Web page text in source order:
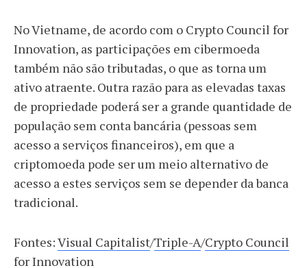
No Vietname, de acordo com o Crypto Council for
Innovation, as participações em cibermoeda
também não são tributadas, o que as torna um
ativo atraente. Outra razão para as elevadas taxas
de propriedade poderá ser a grande quantidade de
população sem conta bancária (pessoas sem
acesso a serviços financeiros), em que a
criptomoeda pode ser um meio alternativo de
acesso a estes serviços sem se depender da banca
tradicional.
Fontes:Visual Capitalist/Triple-A/Crypto Council
for Innovation